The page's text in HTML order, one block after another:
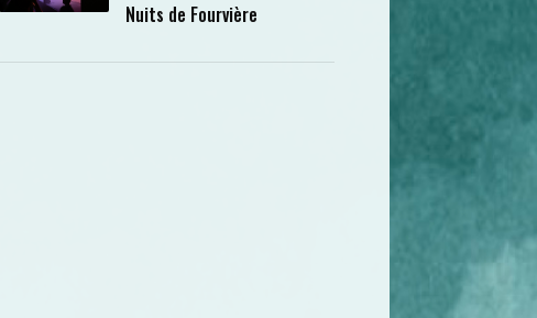
Nuits de Fourvière